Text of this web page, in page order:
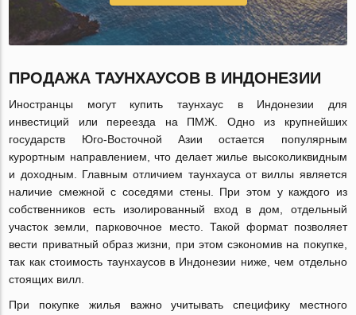
ПРОДАЖА ТАУНХАУСОВ В ИНДОНЕЗИИ
Иностранцы могут купить таунхаус в Индонезии для
инвестиций или переезда на ПМЖ. Одно из крупнейших
государств Юго-Восточной Азии остается популярным
курортным направлением, что делает жилье высоколиквидным
и доходным. Главным отличием таунхауса от виллы является
наличие смежной с соседями стены. При этом у каждого из
собственников есть изолированный вход в дом, отдельный
участок земли, парковочное место. Такой формат позволяет
вести приватный образ жизни, при этом сэкономив на покупке,
так как стоимость таунхаусов в Индонезии ниже, чем отдельно
стоящих вилл.
При покупке жилья важно учитывать специфику местного